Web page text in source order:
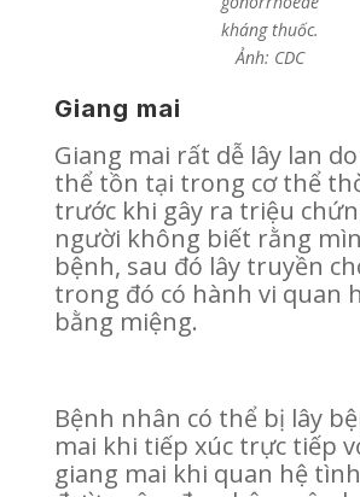
kháng thuốc.
Ảnh: CDC
Giang mai
Giang mai rất dễ lây lan
thể tồn tại trong cơ thể
trước khi gây ra triệu
người không biết rằng
bệnh, sau đó lây truyền
trong đó có hành vi quan
bằng miệng.
Bệnh nhân có thể bị lây
mai khi tiếp xúc trực tiếp
giang mai khi quan hệ